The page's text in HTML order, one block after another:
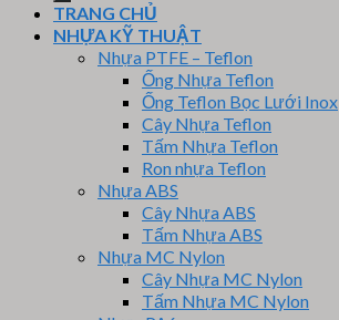
TRANG CHỦ
NHỰA KỸ THUẬT
Nhựa PTFE – Teflon
Ống Nhựa Teflon
Ống Teflon Bọc Lưới Inox
Cây Nhựa Teflon
Tấm Nhựa Teflon
Ron nhựa Teflon
Nhựa ABS
Cây Nhựa ABS
Tấm Nhựa ABS
Nhựa MC Nylon
Cây Nhựa MC Nylon
Tấm Nhựa MC Nylon